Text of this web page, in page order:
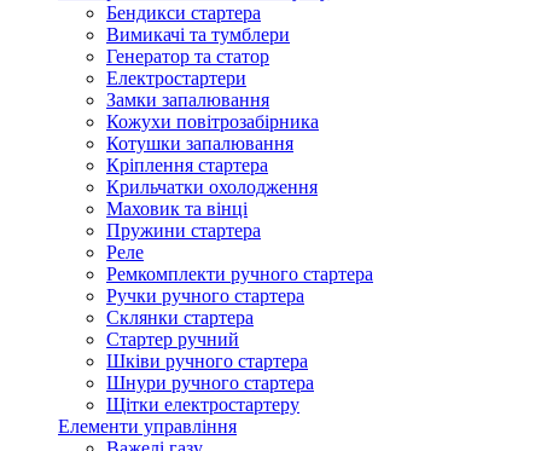
Бендикси стартера
Вимикачі та тумблери
Генератор та статор
Електростартери
Замки запалювання
Кожухи повітрозабірника
Котушки запалювання
Кріплення стартера
Крильчатки охолодження
Маховик та вінці
Пружини стартера
Реле
Ремкомплекти ручного стартера
Ручки ручного стартера
Склянки стартера
Стартер ручний
Шківи ручного стартера
Шнури ручного стартера
Щітки електростартеру
Елементи управління